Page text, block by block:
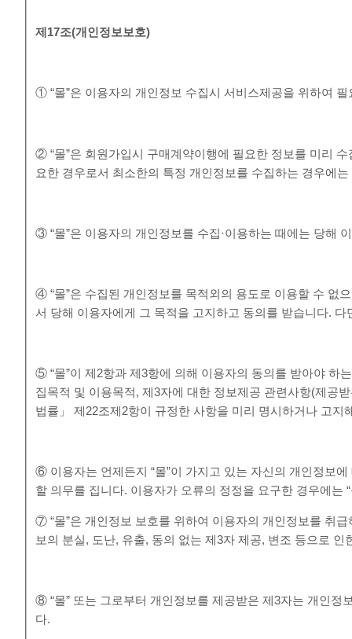
제 17조(개인정보보호)
① “몰”은 이용자의 개인정보 수집시 서비스제공을 위하여
② “몰”은 회원가입시 구매계약이행에 필요한 정보를 미리
요한 경우로서 최소한의 특정 개인정보를 수집하는 경우에
③ “몰”은 이용자의 개인정보를 수집·이용하는 때에는 당해
④ “몰”은 수집된 개인정보를 목적외의 용도로 이용할 수 없
서 당해 이용자에게 그 목적을 고지하고 동의를 받습니다.
⑤ “몰”이 제2항과 제3항에 의해 이용자의 동의를 받아야 하
집목적 및 이용목적, 제3자에 대한 정보제공 관련사항(제공
법률」 제22조제2항이 규정한 사항을 미리 명시하거나 고
⑥ 이용자는 언제든지 “몰”이 가지고 있는 자신의 개인정보
할 의무를 집니다. 이용자가 오류의 정정을 요구한 경우에는
⑦ “몰”은 개인정보 보호를 위하여 이용자의 개인정보를 취
보의 분실, 도난, 유출, 동의 없는 제3자 제공, 변조 등으로
⑧ “몰” 또는 그로부터 개인정보를 제공받은 제3자는 개인
다.